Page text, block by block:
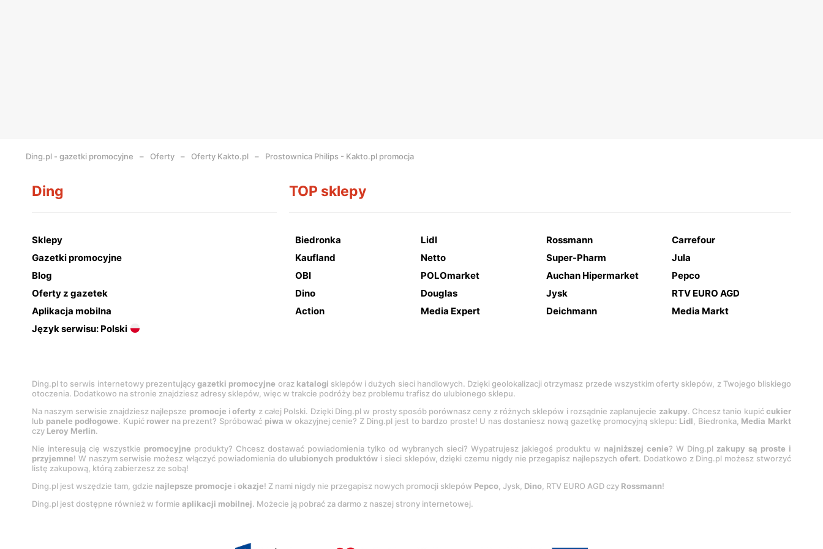
Ding.pl - gazetki promocyjne Oferty Oferty Kakto.pl Prostownica Philips - Kakto.pl promocja
Ding
Sklepy
Gazetki promocyjne
Blog
Oferty z gazetek
Aplikacja mobilna
Język serwisu: Polski
TOP sklepy
Biedronka Lidl Rossmann
Carrefour
Kaufland
Netto Super-Pharm
Jula
OBI
POLOmarket Auchan Hipermarket
Pepco
Dino
Douglas Jysk
RTV EURO AGD
Action
Media Expert Deichmann Media Markt
Ding.pl to serwis internetowy prezentującygazetki promocyjne oraz katalogi sklepów i dużych sieci handlowych. Dzięki geolokalizacji otrzymasz przede wszystkim oferty sklepów, z Twojego bliskiego
otoczenia. Dodatkowo na stronie znajdziesz adresy sklepów, więc w trakcie podróży bez problemu trafisz do ulubionego sklepu.
Na naszym serwisie znajdziesz najlepsze promocje ioferty z całej Polski. Dzięki Ding.pl w prosty sposób porównasz ceny z różnych sklepów i rozsądnie zaplanujecie zakupy. Chcesz tanio kupićcukier
lub panele podłogowe. Kupić rower na prezent? Spróbować piwa w okazyjnej cenie? Z Ding.pl jest to bardzo proste! U nas dostaniesz nową gazetkę promocyjną sklepu: Lidl, Biedronka, Media Markt
czy Leroy Merlin.
Nie interesują cię wszystkie promocyjne produkty? Chcesz dostawać powiadomienia tylko od wybranych sieci? Wypatrujesz jakiegoś produktu w najniższej cenie? W Ding.pl zakupy są proste i
przyjemne! W naszym serwisie możesz włączyć powiadomienia do ulubionych produktów i sieci sklepów, dzięki czemu nigdy nie przegapisz najlepszychofert. Dodatkowo z Ding.pl możesz stworzyć
listę zakupową, którą zabierzesz ze sobą!
Ding.pl jest wszędzie tam, gdzie najlepsze promocje i okazje! Z nami nigdy nie przegapisz nowych promocji sklepów Pepco, Jysk, Dino, RTV EURO AGD czy Rossmann!
Ding.pl jest dostępne również w formie aplikacji mobilnej. Możecie ją pobrać za darmo z naszej strony internetowej.